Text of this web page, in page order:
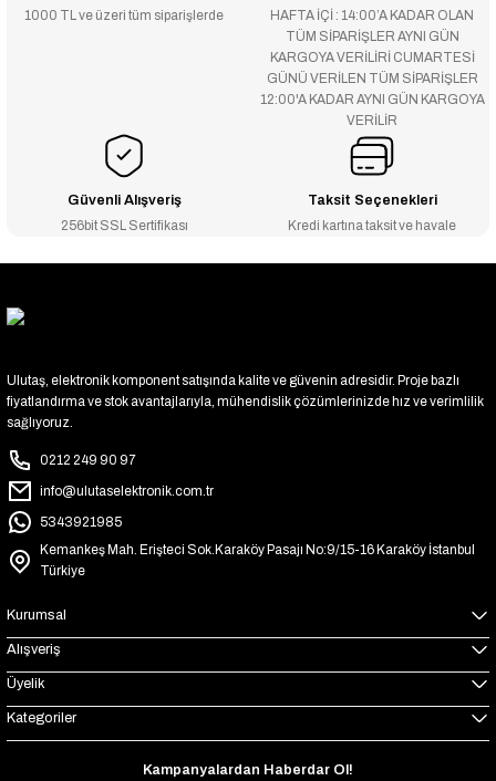
1000 TL ve üzeri tüm siparişlerde
HAFTA İÇİ : 14:00’A KADAR OLAN
TÜM SİPARİŞLER AYNI GÜN
KARGOYA VERİLİRİ CUMARTESİ
GÜNÜ VERİLEN TÜM SİPARİŞLER
12:00'A KADAR AYNI GÜN KARGOYA
VERİLİR
Güvenli Alışveriş
256bit SSL Sertifikası
Taksit Seçenekleri
Kredi kartına taksit ve havale
Ulutaş, elektronik komponent satışında kalite ve güvenin adresidir. Proje bazlı
fiyatlandırma ve stok avantajlarıyla, mühendislik çözümlerinizde hız ve verimlilik
sağlıyoruz.
0212 249 90 97
info@ulutaselektronik.com.tr
5343921985
Kemankeş Mah. Erişteci Sok.Karaköy Pasajı No:9/15-16 Karaköy İstanbul
Türkiye
Kurumsal
Alışveriş
Üyelik
Kategoriler
Kampanyalardan Haberdar Ol!